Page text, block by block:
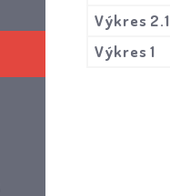
Výkres 2.1
Výkres 1